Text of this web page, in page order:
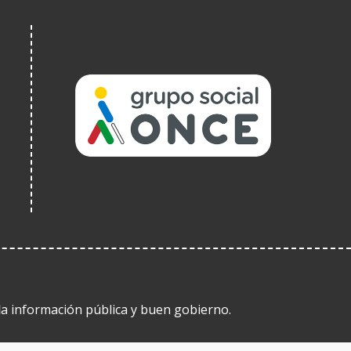
información pública y buen gobierno.